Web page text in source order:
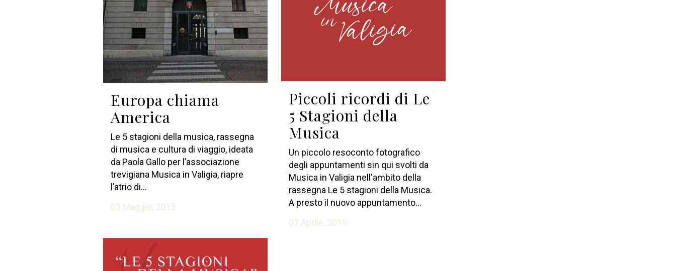
Europa chiama
America
Le 5 stagioni della musica, rassegna
di musica e cultura di viaggio, ideata
da Paola Gallo per l’associazione
trevigiana Musica in Valigia, riapre
l’atrio di...
03 Maggio, 2015
Piccoli ricordi di Le
5 Stagioni della
Musica
Un piccolo resoconto fotografico
degli appuntamenti sin qui svolti da
Musica in Valigia nell'ambito della
rassegna Le 5 stagioni della Musica.
A presto il nuovo appuntamento...
07 Aprile, 2015